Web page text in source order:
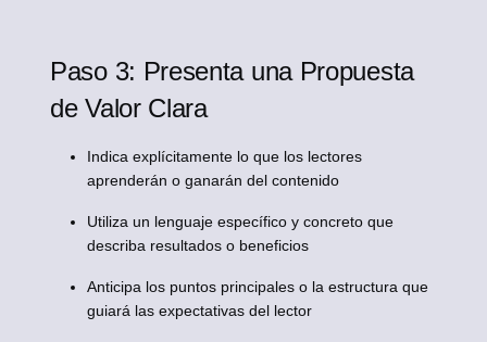
Paso 3: Presenta una Propuesta
de Valor Clara
Indica explícitamente lo que los lectores
aprenderán o ganarán del contenido
Utiliza un lenguaje específico y concreto que
describa resultados o beneficios
Anticipa los puntos principales o la estructura que
guiará las expectativas del lector